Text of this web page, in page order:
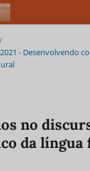
/
2021 - Desenvolvendo
no
da língua